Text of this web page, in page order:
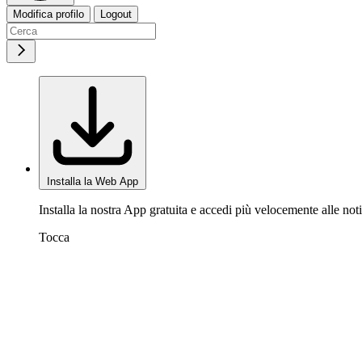
Modifica profilo Logout
Installa la Web App
Installa la nostra App gratuita e accedi più velocemente alle
Tocca